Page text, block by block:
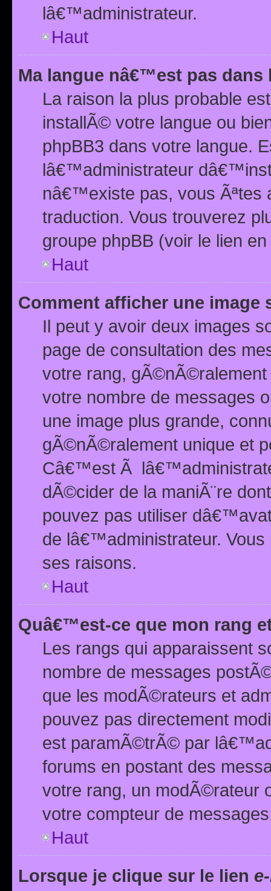
lâ€™administrateur.
Haut
Ma langue nâ€™est pas dans
La raison la plus probable
installÃ© votre langue ou
phpBB3 dans votre langue.
lâ€™administrateur
nâ€™existe pas, vous Ãªtes
traduction. Vous trouverez
groupe phpBB (voir le lien
Haut
Comment afficher une image
Il peut y avoir deux images
page de consultation des
votre rang,
votre nombre de messages
une image plus grande,
gÃ©nÃ©ralement unique et
Câ€™est Ã
dÃ©cider de la maniÃ¨re
pouvez pas utiliser
de lâ€™administrateur.
ses raisons.
Haut
Quâ€™est-ce que mon rang
Les rangs qui apparaissent
nombre de messages
que les modÃ©rateurs et
pouvez pas directement
est paramÃ©trÃ© par
forums en postant des
votre rang, un modÃ©rateur
votre compteur de
Haut
Lorsque je clique sur le lien